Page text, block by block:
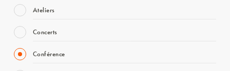
Ateliers
Concerts
Conférence